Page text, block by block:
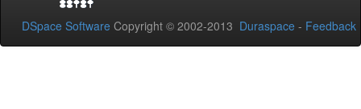
DSpace Software Copyright © 2002-2013 Duraspace - Feedback